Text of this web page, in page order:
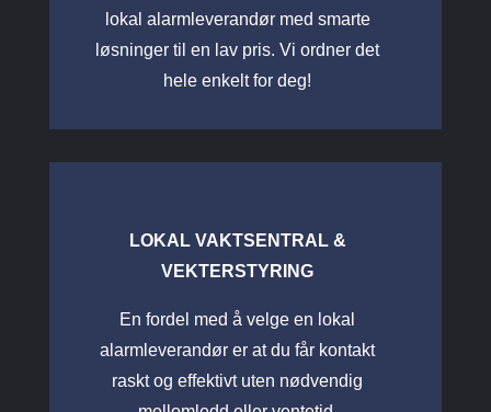
lokal alarmleverandør med smarte
løsninger til en lav pris. Vi ordner det
hele enkelt for deg!
LOKAL VAKTSENTRAL &
VEKTERSTYRING
En fordel med å velge en lokal
alarmleverandør er at du får kontakt
raskt og effektivt uten nødvendig